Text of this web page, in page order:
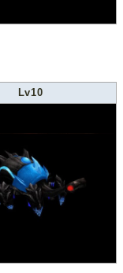
Lv10